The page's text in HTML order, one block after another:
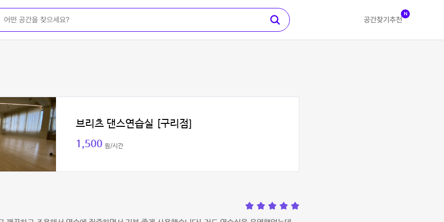
공간찾기 추천
N
브리츠 댄스연습실 [구리점]
1,500 원/시간